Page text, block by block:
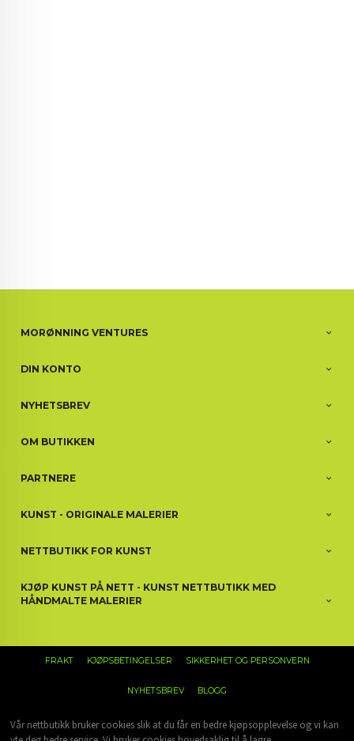
MORØNNING VENTURES
DIN KONTO
NYHETSBREV
OM BUTIKKEN
PARTNERE
KUNST - ORIGINALE MALERIER
NETTBUTIKK FOR KUNST
KJØP KUNST PÅ NETT - KUNST NETTBUTIKK MED
HÅNDMALTE MALERIER
FRAKT KJØPSBETINGELSER SIKKERHET OG PERSONVERN
NYHETSBREV BLOGG
Vår nettbutikk bruker cookies slik at du får en bedre kjøpsopplevelse og vi kan